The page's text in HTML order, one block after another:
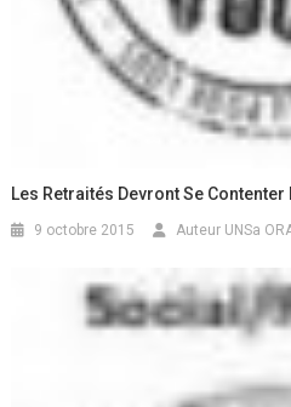
Les Retraités Devront Se Contenter
9 octobre 2015 Auteur UNSa